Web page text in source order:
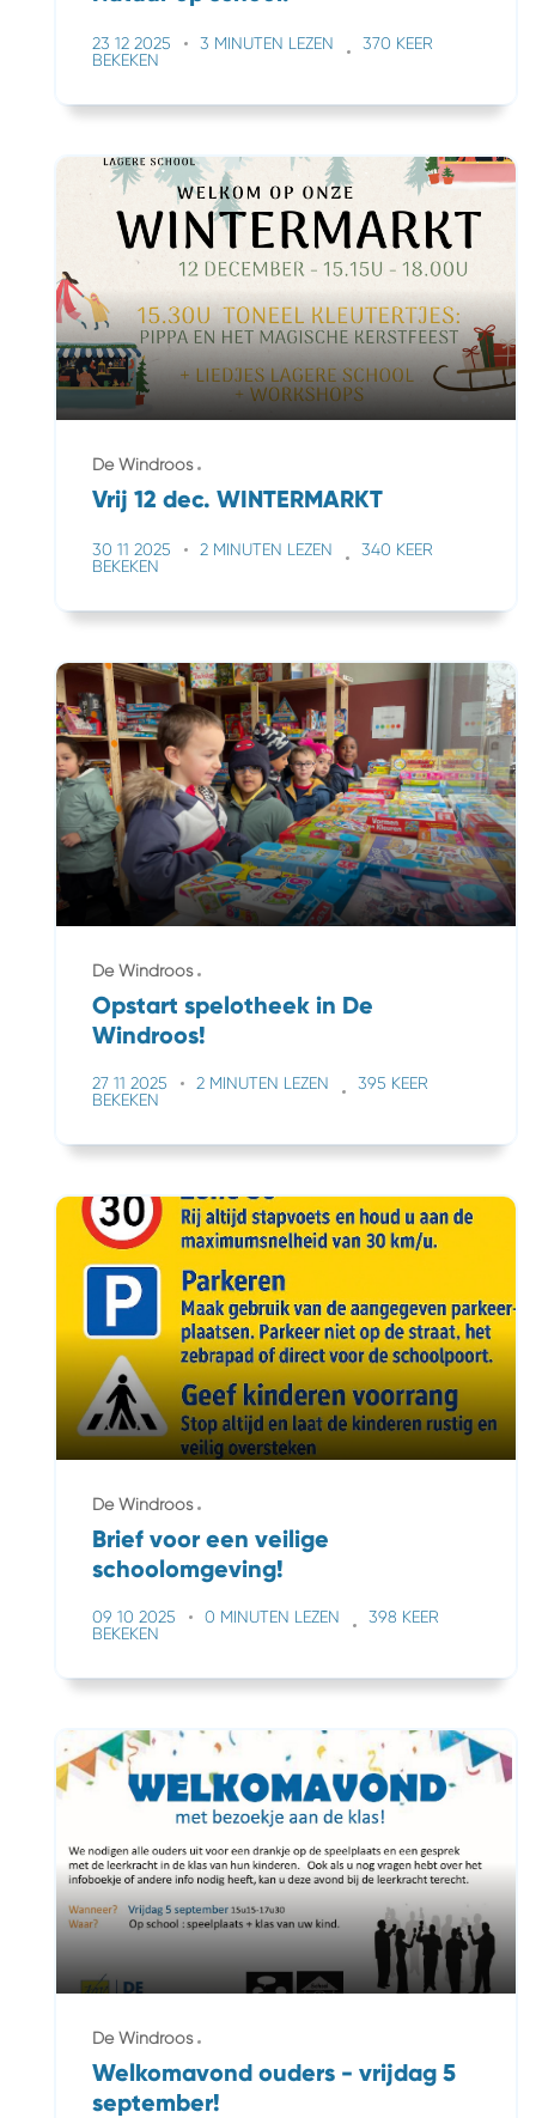
23 12 2025 3 MINUTEN LEZEN
370 KEER
BEKEKEN
De Windroos
Vrij 12 dec. WINTERMARKT
30 11 2025 2 MINUTEN LEZEN
340 KEER
BEKEKEN
De Windroos
Opstart spelotheek in De
Windroos!
27 11 2025 2 MINUTEN LEZEN
395 KEER
BEKEKEN
De Windroos
Brief voor een veilige
schoolomgeving!
09 10 2025 0 MINUTEN LEZEN
398 KEER
BEKEKEN
De Windroos
Welkomavond ouders - vrijdag 5
september!